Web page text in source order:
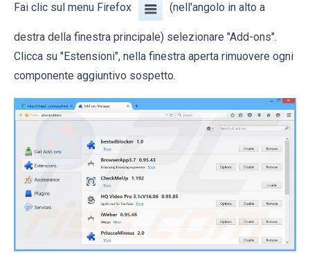
Fai clic sul menu Firefox (nell'angolo in alto a
destra della finestra principale) selezionare "Add-ons".
Clicca su "Estensioni", nella finestra aperta rimuovere ogni
componente aggiuntivo sospetto.